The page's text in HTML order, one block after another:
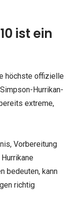
ist ein
höchste offizielle
Hurrikan-
extreme,
Vorbereitung
bedeuten, kann
richtig